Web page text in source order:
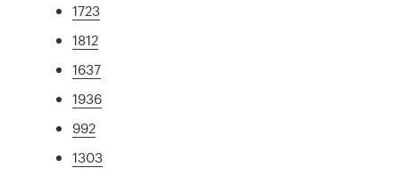
1723
1812
1637
1936
992
1303